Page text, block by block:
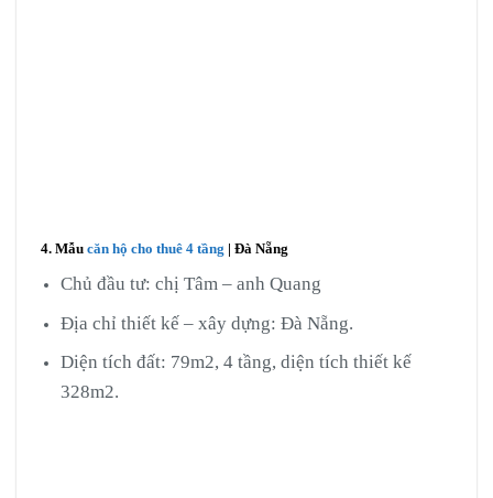
4. Mẫu căn hộ cho thuê 4 tầng | Đà Nẵng
Chủ đầu tư: chị Tâm – anh Quang
Địa chỉ thiết kế – xây dựng: Đà Nẵng.
Diện tích đất: 79m2, 4 tầng, diện tích thiết kế
328m2.